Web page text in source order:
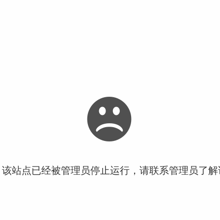
站点已经被管理员停止运行，请联系管理员了